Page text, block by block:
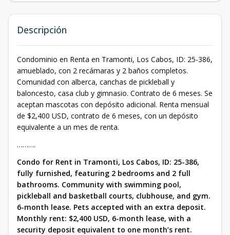
Descripción
Condominio en Renta en Tramonti, Los Cabos, ID: 25-386,
amueblado, con 2 recámaras y 2 baños completos.
Comunidad con alberca, canchas de pickleball y
baloncesto, casa club y gimnasio. Contrato de 6 meses. Se
aceptan mascotas con depósito adicional. Renta mensual
de $2,400 USD, contrato de 6 meses, con un depósito
equivalente a un mes de renta.
……….
Condo for Rent in Tramonti, Los Cabos, ID: 25-386,
fully furnished, featuring 2 bedrooms and 2 full
bathrooms. Community with swimming pool,
pickleball and basketball courts, clubhouse, and gym.
6-month lease. Pets accepted with an extra deposit.
Monthly rent: $2,400 USD, 6-month lease, with a
security deposit equivalent to one month’s rent.